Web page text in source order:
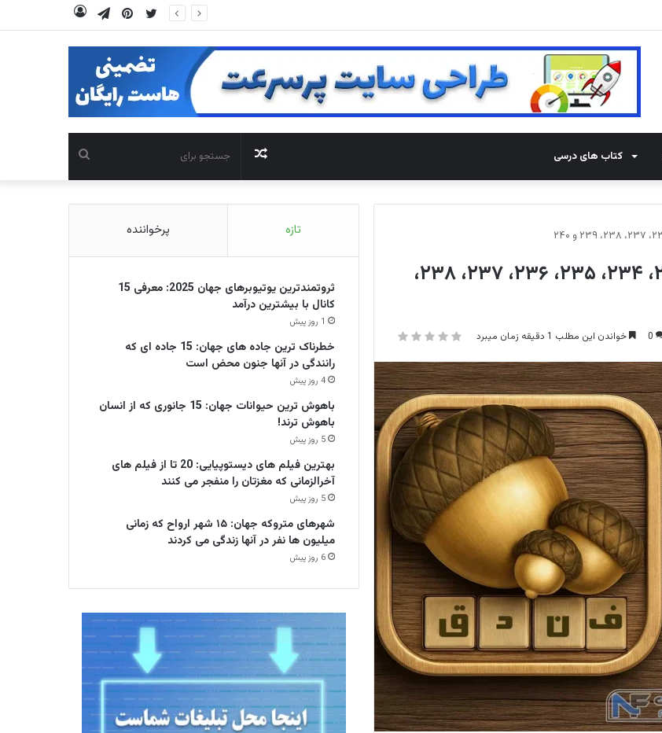
تلگرام
‫پین‌ترست توییتر
کتاب های درسی
برای
نوشته
تصادفی
پاسخ بازی فندق مراحل ۲۳۱، ۲۳۲، ۲۳۳، ۲۳۴، ۲۳۵، ۲۳۶، ۲۳۷، ۲۳۸،
0 خواندن این مطلب 1 دقیقه زمان میبرد
تازه پرخواننده
ثروتمندترین یوتیوبرهای جهان 2025: معرفی 15
کانال با بیشترین درآمد
1 روز پیش
خطرناک ترین جاده های جهان: 15 جاده ای که
رانندگی در آنها جنون محض است
4 روز پیش
باهوش ترین حیوانات جهان: 15 جانوری که از انسان
باهوش ترند!
5 روز پیش
بهترین فیلم های دیستوپیایی: 20 تا از فیلم های
آخرالزمانی که مغزتان را منفجر می کنند
5 روز پیش
شهرهای متروکه جهان: ۱۵ شهر ارواح که زمانی
میلیون ها نفر در آنها زندگی می کردند
6 روز پیش